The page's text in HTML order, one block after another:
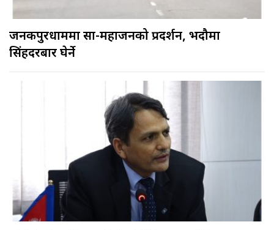
जनकपुरधाममा साहु-महाजनको प्रदर्शन, भदौमा
सिंहदरबार घेर्ने